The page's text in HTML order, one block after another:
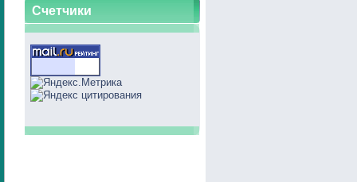
Счетчики